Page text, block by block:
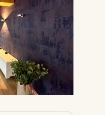
Alle 19 Fotos →